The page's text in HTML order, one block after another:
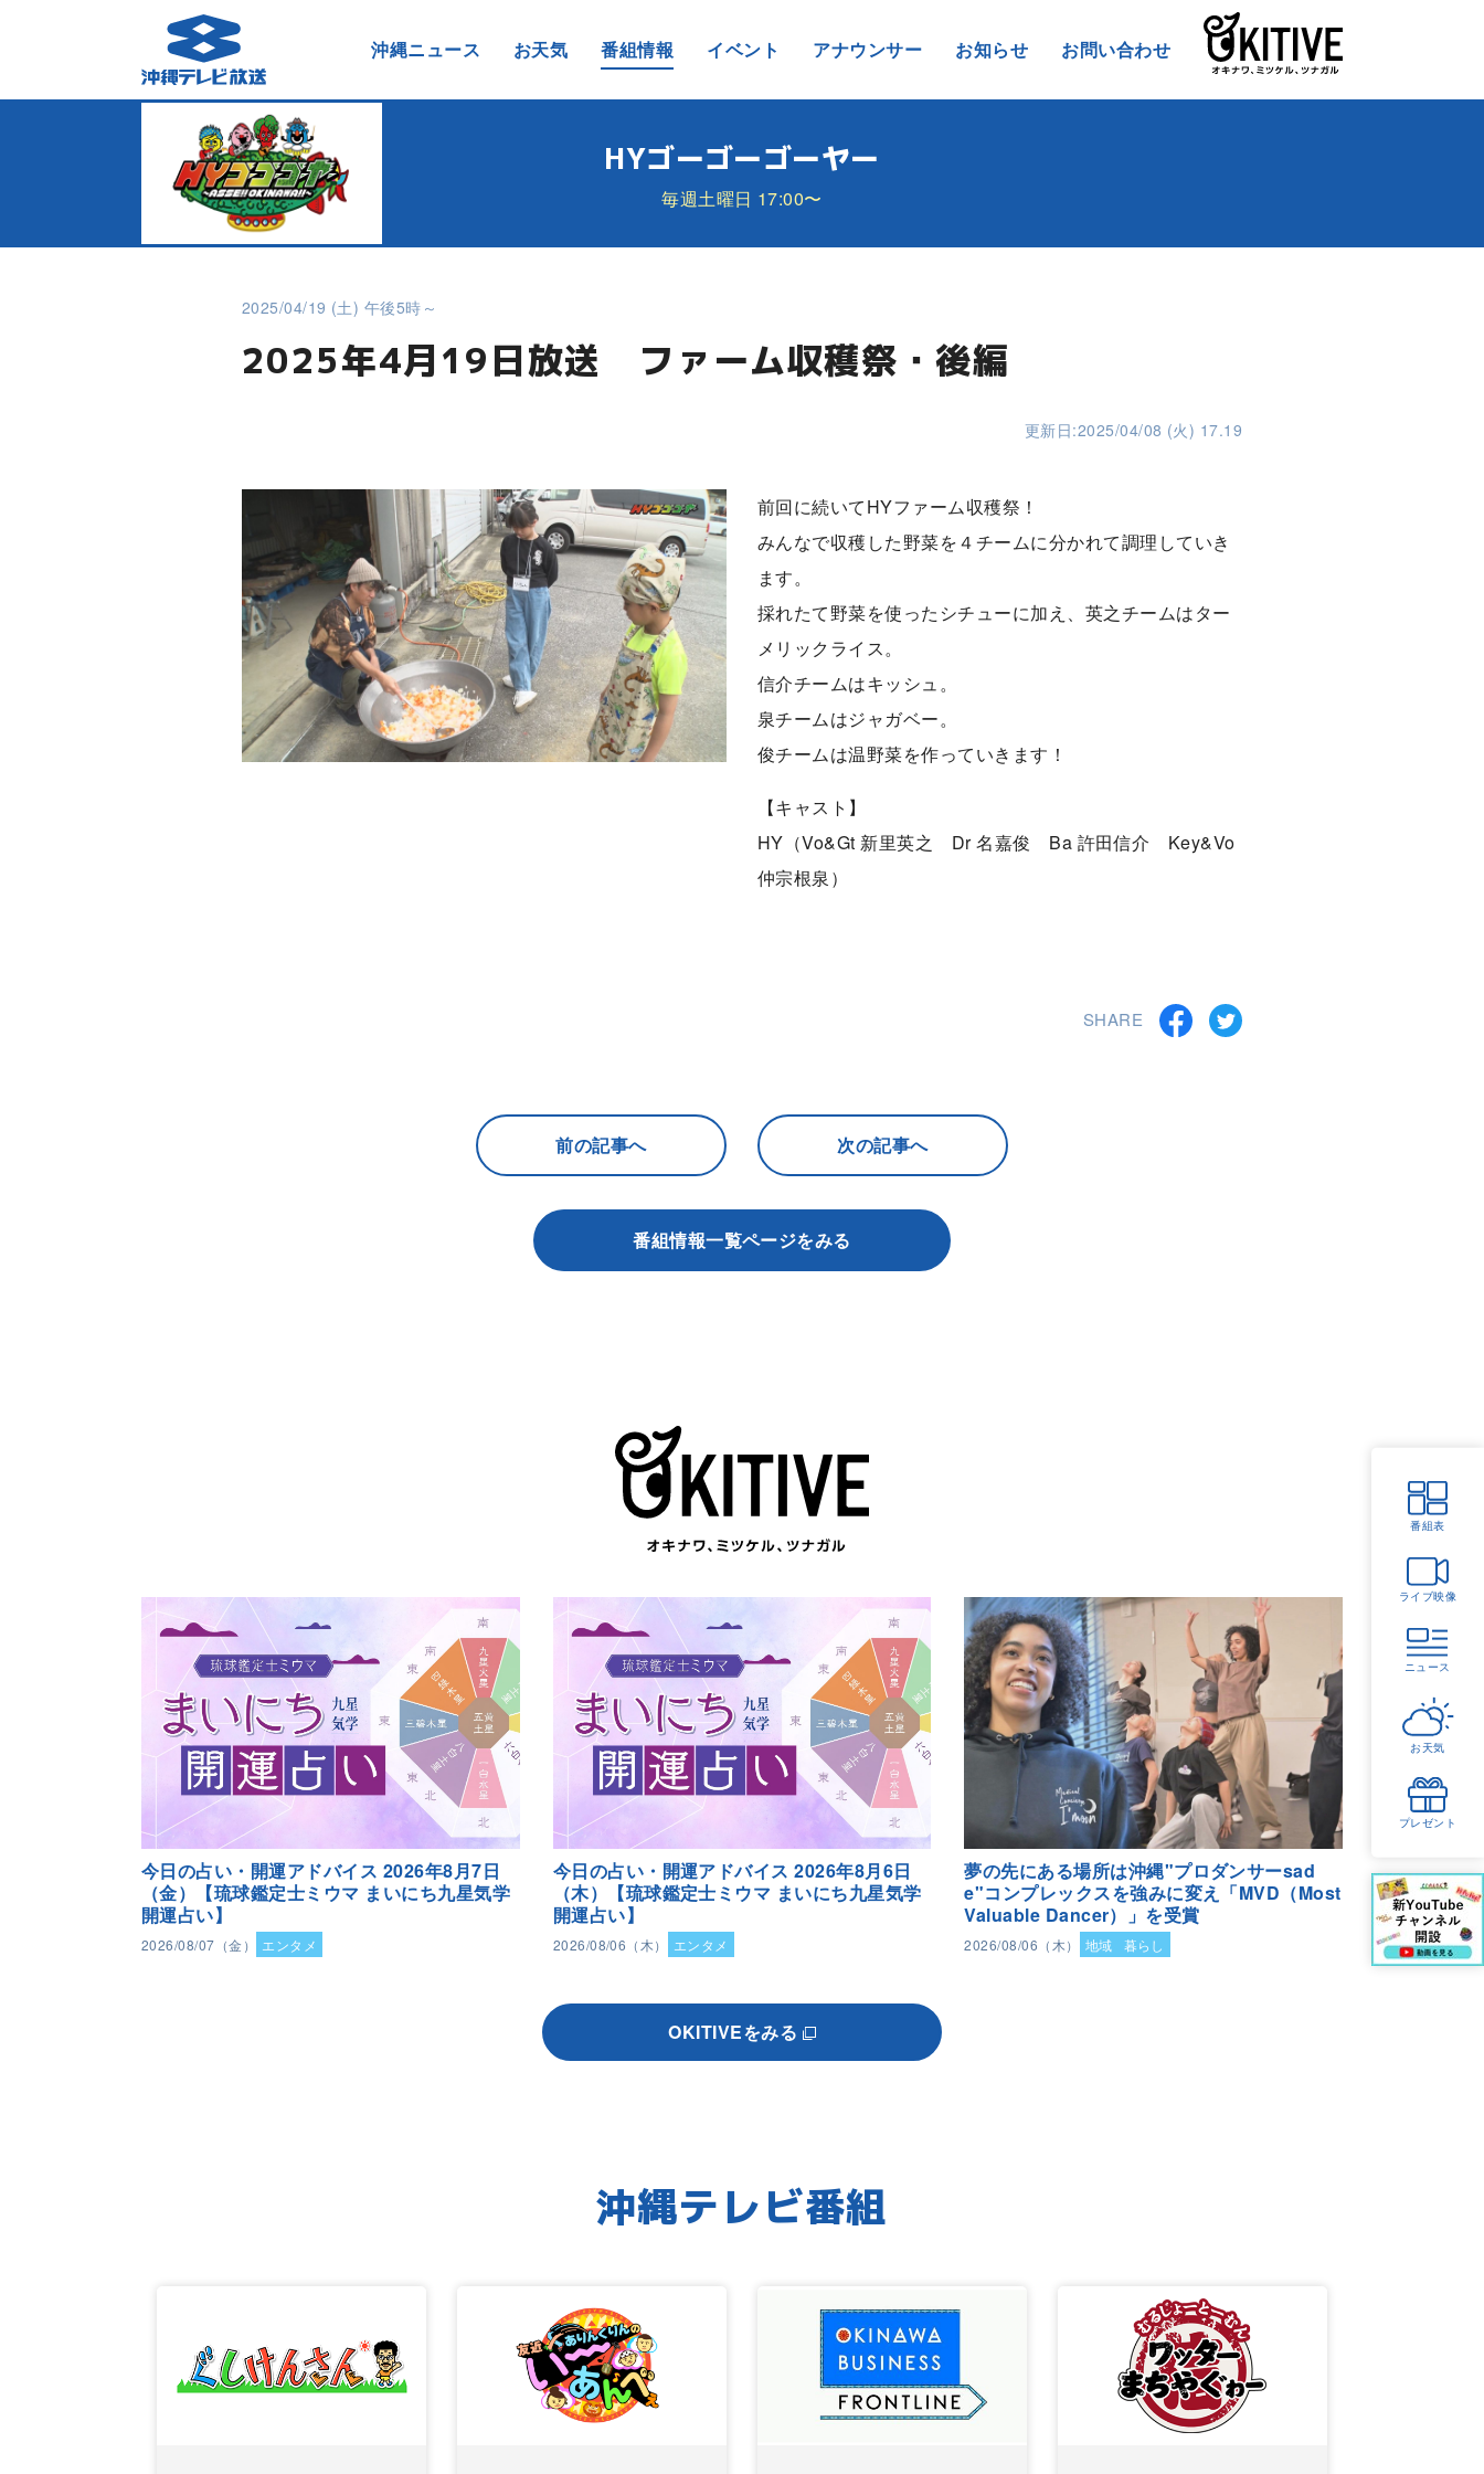
沖縄ニュース お天気 番組情報 イベント アナウンサー お知らせ お問い合わせ
番組表
ライブ映像
ニュース
お天気
プレゼント
HYゴーゴーゴーヤー
毎週土曜日 17:00〜
2025/04/19 (土) 午後5時～
2025年4月19日放送 ファーム収穫祭・後編
更新日:2025/04/08 (火) 17.19
前回に続いてHYファーム収穫祭！
みんなで収穫した野菜を４チームに分かれて調理していき
ます。
採れたて野菜を使ったシチューに加え、英之チームはター
メリックライス。
信介チームはキッシュ。
泉チームはジャガベー。
俊チームは温野菜を作っていきます！
【キャスト】
HY（Vo&Gt 新里英之 Dr 名嘉俊 Ba 許田信介 Key&Vo
仲宗根泉）
SHARE
前の記事へ 次の記事へ
番組情報一覧ページをみる
今日の占い・開運アドバイス 2026年8月7日
（金）【琉球鑑定士ミウマ まいにち九星気学
開運占い】
2026/08/07（金） エンタメ
今日の占い・開運アドバイス 2026年8月6日
（木）【琉球鑑定士ミウマ まいにち九星気学
開運占い】
2026/08/06（木） エンタメ
夢の先にある場所は沖縄"プロダンサーsad
e"コンプレックスを強みに変え「MVD（Most
Valuable Dancer）」を受賞
2026/08/06（木） 地域 暮らし
OKITIVEをみる
沖縄テレビ番組